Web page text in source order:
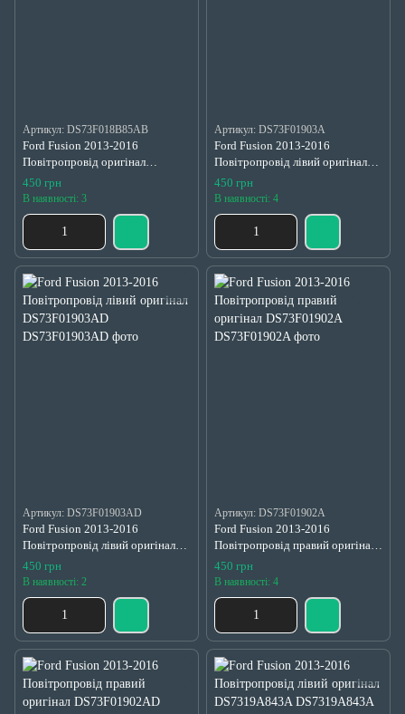
Артикул: DS73F018B85AB
Ford Fusion 2013-2016
Повітропровід оригінал
DS73F018B85AB
450 грн
В наявності: 3
Артикул: DS73F01903A
Ford Fusion 2013-2016
Повітропровід лівий оригінал
DS73F01903A
450 грн
В наявності: 4
Артикул: DS73F01903AD
Ford Fusion 2013-2016
Повітропровід лівий оригінал
DS73F01903AD
450 грн
В наявності: 2
Артикул: DS73F01902A
Ford Fusion 2013-2016
Повітропровід правий оригінал
DS73F01902A
450 грн
В наявності: 4